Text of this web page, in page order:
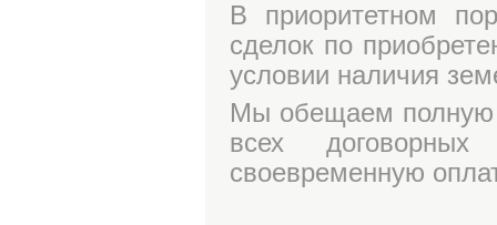
В приоритетном
сделок по
условии наличия
Мы обещаем полную
всех договорных
своевременную